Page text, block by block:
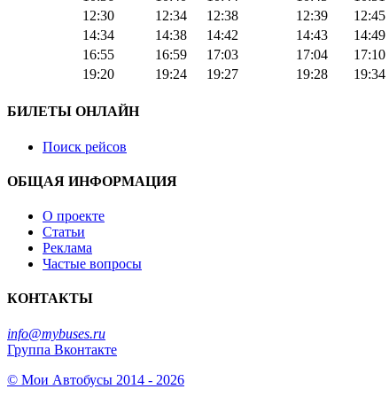
12:30
12:34 12:38 12:39 12:45
14:34
14:38 14:42 14:43 14:49
16:55
16:59 17:03 17:04 17:10
19:20
19:24 19:27 19:28 19:34
БИЛЕТЫ ОНЛАЙН
Поиск рейсов
ОБЩАЯ ИНФОРМАЦИЯ
О проекте
Статьи
Реклама
Частые вопросы
КОНТАКТЫ
info@mybuses.ru
Группа Вконтакте
© Мои Автобусы 2014 - 2026